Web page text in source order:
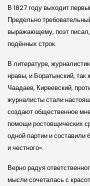
В 1827 году выходит
Предельно
выражающему, поэт писал,
подённых строк.
В литературе,
нравы, и Боратынский, так
Чаадаев, Киреевский,
журналисты стали
создают общественное
помощи ростовщических
одной партии и составили
и честного».
Верно радуя
мысли сочеталась с